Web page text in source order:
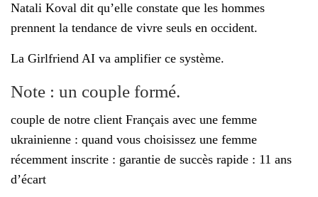
Natali Koval dit qu’elle constate que les hommes
prennent la tendance de vivre seuls en occident.
La Girlfriend AI va amplifier ce système.
Note : un couple formé.
couple de notre client Français avec une femme
ukrainienne : quand vous choisissez une femme
récemment inscrite : garantie de succès rapide : 11 ans
d’écart